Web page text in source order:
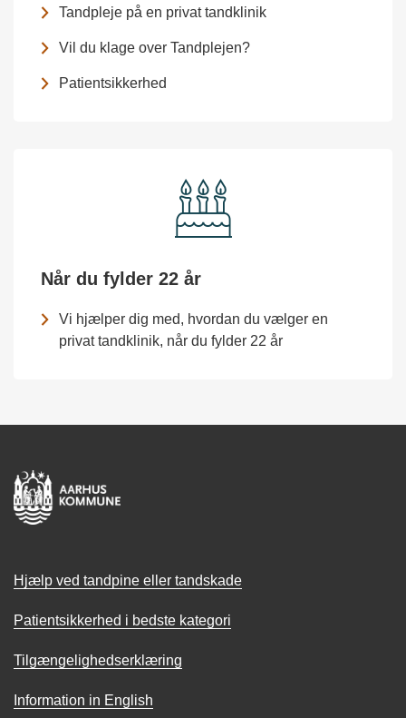
Tandpleje på en privat tandklinik
Vil du klage over Tandplejen?
Patientsikkerhed
Når du fylder 22 år
Vi hjælper dig med, hvordan du vælger en
privat tandklinik, når du fylder 22 år
Hjælp ved tandpine eller tandskade
Patientsikkerhed i bedste kategori
Tilgængelighedserklæring
Information in English